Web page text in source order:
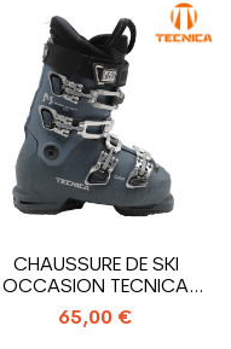
CHAUSSURE DE SKI
OCCASION TECNICA
MACH SPORT RT MV W
65,00 €